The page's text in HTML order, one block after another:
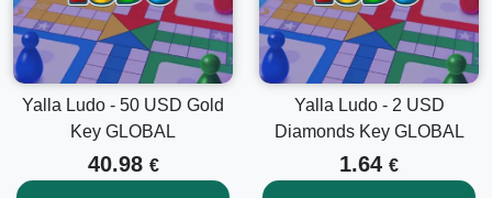
Yalla Ludo - 50 USD Gold
Key GLOBAL
40.98 €
Yalla Ludo - 2 USD
Diamonds Key GLOBAL
1.64 €